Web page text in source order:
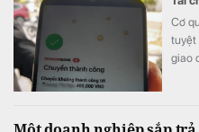
Cơ
tuyệt
giao